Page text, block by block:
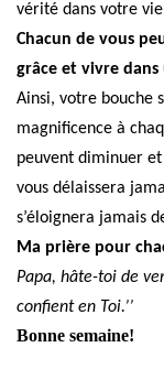
vérité dans votre
Chacun de vous
grâce et vivre dans
Ainsi, votre bouche
magnificence à
peuvent diminuer
vous délaissera
s’éloignera jamais
Ma prière pour
Papa, hâte-toi de
confient en Toi.’’
Bonne semaine!